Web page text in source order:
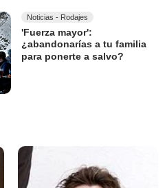
Noticias - Rodajes
'Fuerza mayor':
¿abandonarías a tu familia
para ponerte a salvo?